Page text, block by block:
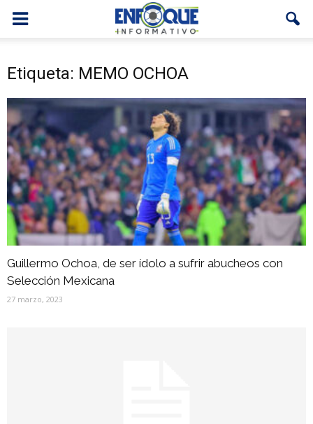
Etiqueta: MEMO OCHOA
Guillermo Ochoa, de ser ídolo a sufrir abucheos con
Selección Mexicana
27 marzo, 2023